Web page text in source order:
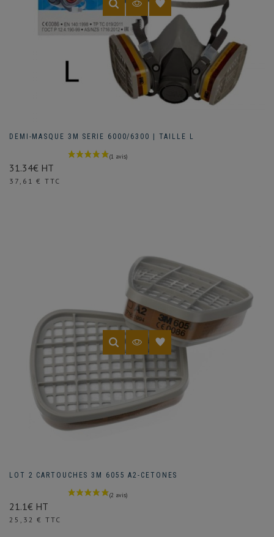
DEMI-MASQUE 3M SERIE 6000/6300 | TAILLE L
31.34€ HT
Prix
37,61 € TTC
LOT 2 CARTOUCHES 3M 6055 A2-CETONES
21.1€ HT
Prix
25,32 € TTC